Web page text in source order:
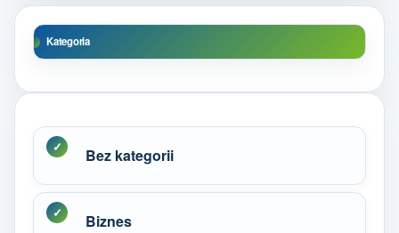
Kategoria
Bez kategorii
Biznes